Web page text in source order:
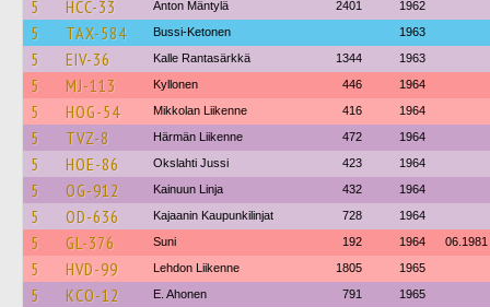
5 HCC-33 Anton Mäntylä 2401 1962
5 TAX-584 Bussi-Ketonen 1963
5 EIV-36 Kalle Rantasärkkä 1344 1963
5 MJ-113 Kyllonen 446 1964
5 HOG-54 Mikkolan Liikenne 416 1964
5 TVZ-8 Härmän Liikenne 472 1964
5 HOE-86 Okslahti Jussi 423 1964
5 OG-912 Kainuun Linja 432 1964
5 OD-636 Kajaanin Kaupunkilinjat 728 1964
5 GL-376 Suni 192 1964 06.1981
5 HVD-99 Lehdon Liikenne 1805 1965
5 KCO-12 E. Ahonen 791 1965